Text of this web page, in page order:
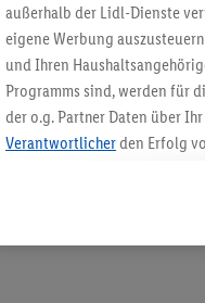
außerhalb der Lidl-Dienste
eigene Werbung
und Ihren
Programms sind, werden für
der o.g. Partner Daten über
Verantwortlicherden Erfolg
angereicherten Profilen.
Kaufverhalten in den Lidl-
genauen Standortdaten)